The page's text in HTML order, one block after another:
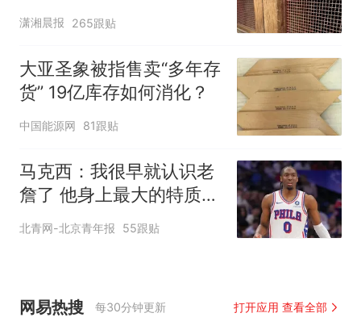
分石窟受特别保护，游客
潇湘晨报 265跟贴
大亚圣象被指售卖“多年存
货” 19亿库存如何消化？
中国能源网 81跟贴
马克西：我很早就认识老
詹了 他身上最大的特质就
是谦逊
北青网-北京青年报 55跟贴
网易热搜 每30分钟更新 打开应用 查看全部